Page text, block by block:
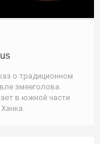
о традиционном
змееголова.
в южной части